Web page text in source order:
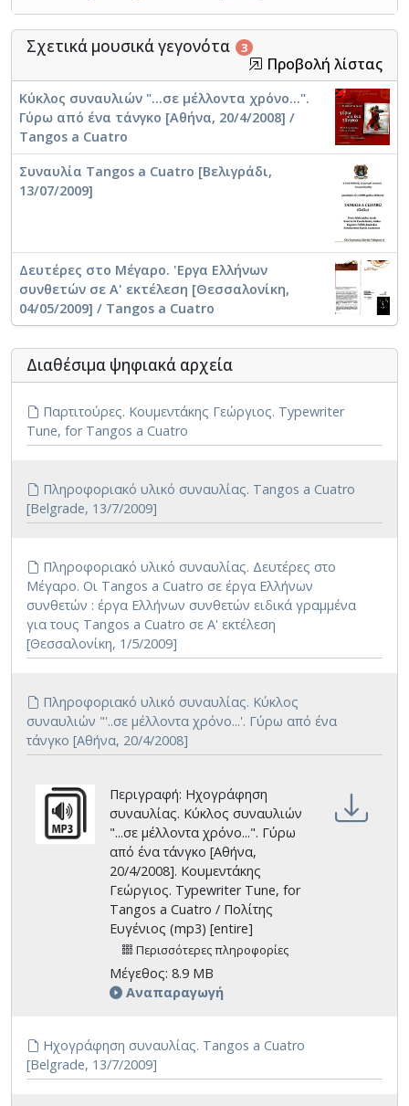
Σχετικά μουσικά γεγονότα 3
Προβολή λίστας
Κύκλος συναυλιών "...σε μέλλοντα χρόνο...".
Γύρω από ένα τάνγκο [Αθήνα, 20/4/2008] /
Tangos a Cuatro
Συναυλία Tangos a Cuatro [Βελιγράδι,
13/07/2009]
Δευτέρες στο Μέγαρο. 'Εργα Ελλήνων
συνθετών σε Α' εκτέλεση [Θεσσαλονίκη,
04/05/2009] / Tangos a Cuatro
Διαθέσιμα ψηφιακά αρχεία
Παρτιτούρες. Κουμεντάκης Γεώργιος. Typewriter
Tune, for Tangos a Cuatro
Πληροφοριακό υλικό συναυλίας. Tangos a Cuatro
[Belgrade, 13/7/2009]
Πληροφοριακό υλικό συναυλίας. Δευτέρες στο
Μέγαρο. Οι Tangos a Cuatro σε έργα Ελλήνων
συνθετών : έργα Ελλήνων συνθετών ειδικά γραμμένα
για τους Tangos a Cuatro σε Α' εκτέλεση
[Θεσσαλονίκη, 1/5/2009]
Πληροφοριακό υλικό συναυλίας. Κύκλος
συναυλιών "'..σε μέλλοντα χρόνο...'. Γύρω από ένα
τάνγκο [Αθήνα, 20/4/2008]
Περιγραφή: Ηχογράφηση
συναυλίας. Κύκλος συναυλιών
"...σε μέλλοντα χρόνο...". Γύρω
από ένα τάνγκο [Αθήνα,
20/4/2008]. Κουμεντάκης
Γεώργιος. Typewriter Tune, for
Tangos a Cuatro / Πολίτης
Ευγένιος (mp3) [entire]
Περισσότερες πληροφορίες
Μέγεθος: 8.9 MB
Αναπαραγωγή
Ηχογράφηση συναυλίας. Tangos a Cuatro
[Belgrade, 13/7/2009]